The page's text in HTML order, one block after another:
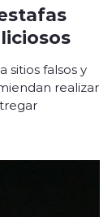
sitios falsos y
realizar